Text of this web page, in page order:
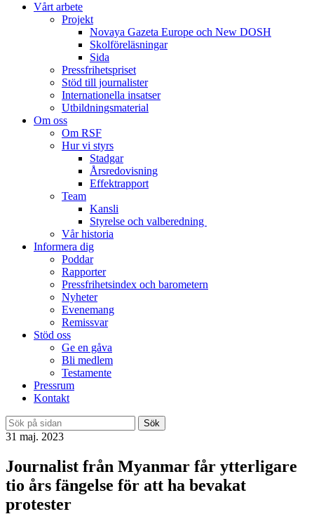
Vårt arbete
Projekt
Novaya Gazeta Europe och New DOSH
Skolföreläsningar
Sida
Pressfrihetspriset
Stöd till journalister
Internationella insatser
Utbildningsmaterial
Om oss
Om RSF
Hur vi styrs
Stadgar
Årsredovisning
Effektrapport
Team
Kansli
Styrelse och valberedning
Vår historia
Informera dig
Poddar
Rapporter
Pressfrihetsindex och barometern
Nyheter
Evenemang
Remissvar
Stöd oss
Ge en gåva
Bli medlem
Testamente
Pressrum
Kontakt
Sök
31 maj. 2023
Journalist från Myanmar får ytterligare
tio års fängelse för att ha bevakat
protester